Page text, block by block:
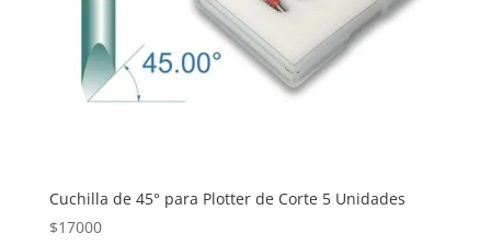
Cuchilla de 45° para Plotter de Corte 5 Unidades
$17000